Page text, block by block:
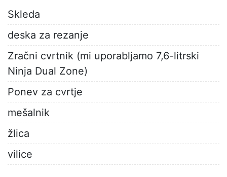
Skleda
deska za rezanje
Zračni cvrtnik (mi uporabljamo 7,6-litrski
Ninja Dual Zone)
Ponev za cvrtje
mešalnik
žlica
vilice